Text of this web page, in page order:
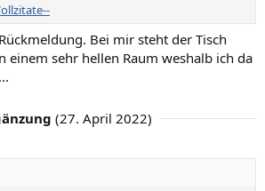
Bei mir steht der Tisch
einem sehr hellen Raum weshalb ich da
(27. April 2022)